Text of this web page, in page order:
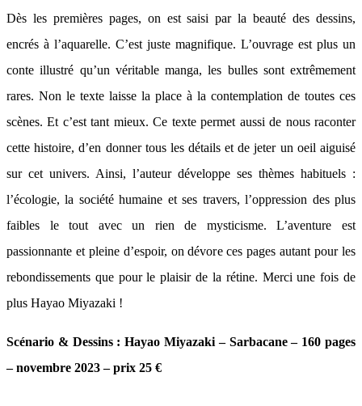
Dès les premières pages, on est saisi par la beauté des dessins,
encrés à l’aquarelle. C’est juste magnifique. L’ouvrage est plus un
conte illustré qu’un véritable manga, les bulles sont extrêmement
rares. Non le texte laisse la place à la contemplation de toutes ces
scènes. Et c’est tant mieux. Ce texte permet aussi de nous raconter
cette histoire, d’en donner tous les détails et de jeter un oeil aiguisé
sur cet univers. Ainsi, l’auteur développe ses thèmes habituels :
l’écologie, la société humaine et ses travers, l’oppression des plus
faibles le tout avec un rien de mysticisme. L’aventure est
passionnante et pleine d’espoir, on dévore ces pages autant pour les
rebondissements que pour le plaisir de la rétine. Merci une fois de
plus Hayao Miyazaki !
Scénario & Dessins : Hayao Miyazaki – Sarbacane – 160 pages
– novembre 2023 – prix 25 €